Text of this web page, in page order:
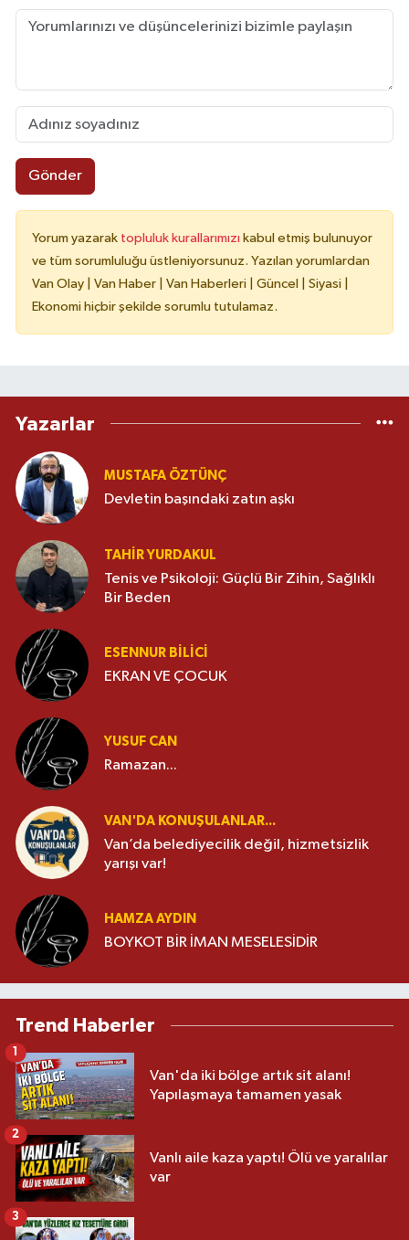
Gönder
Yorum yazarak topluluk kurallarımızı kabul etmiş bulunuyor
ve tüm sorumluluğu üstleniyorsunuz. Yazılan yorumlardan
Van Olay | Van Haber | Van Haberleri | Güncel | Siyasi |
Ekonomi hiçbir şekilde sorumlu tutulamaz.
Yazarlar
MUSTAFA ÖZTÜNÇ
Devletin başındaki zatın aşkı
TAHIR YURDAKUL
Tenis ve Psikoloji: Güçlü Bir Zihin, Sağlıklı
Bir Beden
ESENNUR BİLİCİ
EKRAN VE ÇOCUK
YUSUF CAN
Ramazan...
VAN'DA KONUŞULANLAR...
Van’da belediyecilik değil, hizmetsizlik
yarışı var!
HAMZA AYDIN
BOYKOT BİR İMAN MESELESİDİR
Trend Haberler
Van'da iki bölge artık sit alanı!
Yapılaşmaya tamamen yasak
1
Vanlı aile kaza yaptı! Ölü ve yaralılar
var
2
3